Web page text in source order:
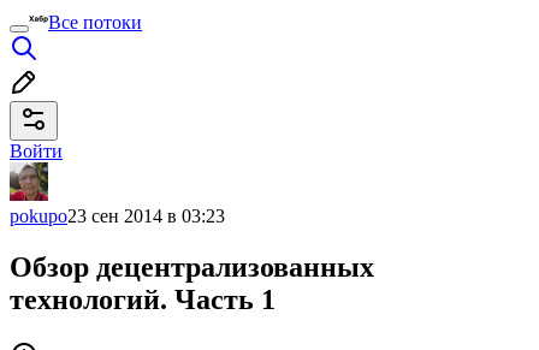
Все потоки
Войти
pokupo23 сен 2014 в 03:23
Обзор децентрализованных
технологий. Часть 1